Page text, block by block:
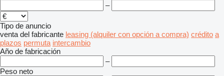
–
Tipo de anuncio
venta del fabricante leasing (alquiler con opción a compra) crédito a
plazos permuta intercambio
Año de fabricación
–
Peso neto